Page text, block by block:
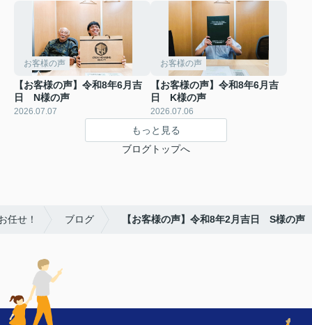
お客様の声
【お客様の声】令和8年6月吉
日 N様の声
2026.07.07
お客様の声
【お客様の声】令和8年6月吉
日 K様の声
2026.07.06
もっと見る
ブログトップへ
任せ！ ブログ 【お客様の声】令和8年2月吉日 S様の声